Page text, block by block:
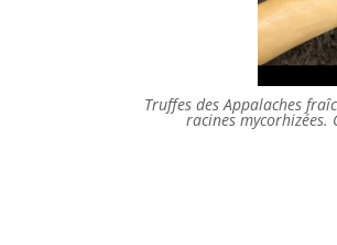
Truffes des Appalaches
racines